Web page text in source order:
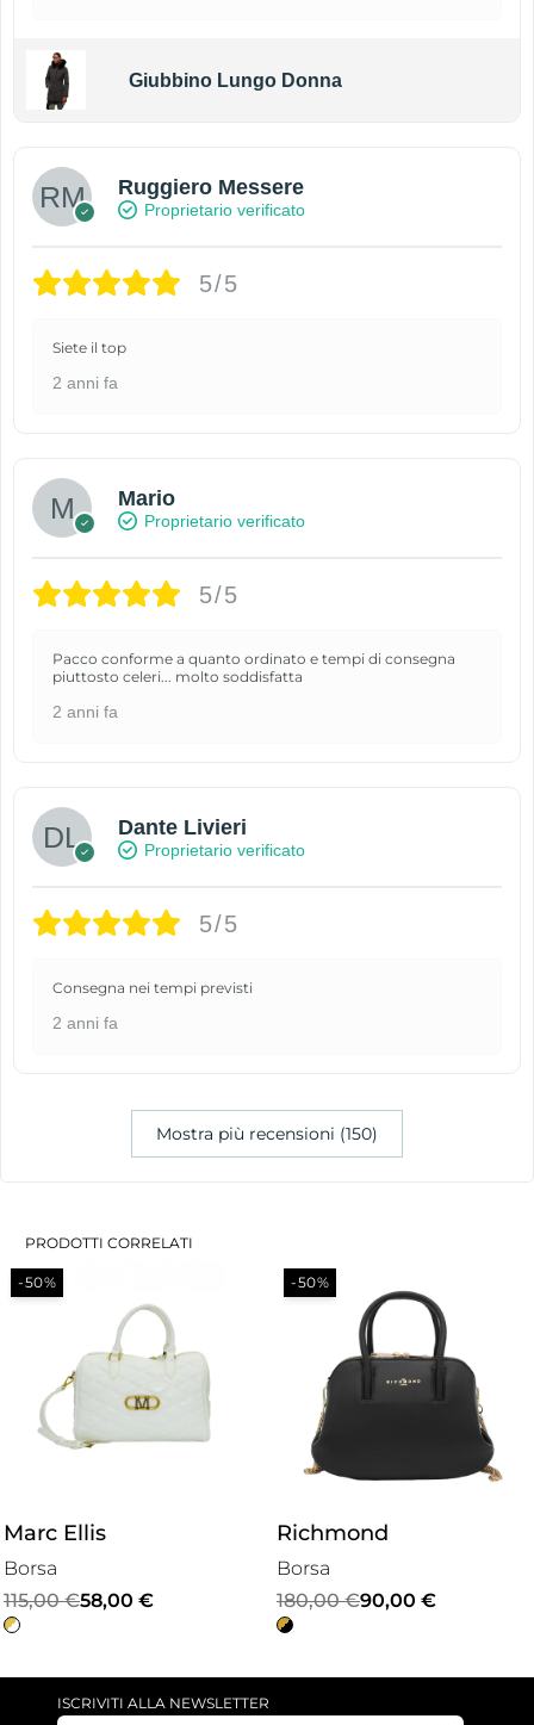
Giubbino Lungo Donna
Ruggiero Messere
Proprietario verificato
5/5
Siete il top
2 anni fa
Mario
Proprietario verificato
5/5
Pacco conforme a quanto ordinato e tempi di consegna
piuttosto celeri... molto soddisfatta
2 anni fa
Dante Livieri
Proprietario verificato
5/5
Consegna nei tempi previsti
2 anni fa
Mostra più recensioni (150)
PRODOTTI CORRELATI
-50%
Marc Ellis
Borsa
115,00€
Il
prezzo
58,00 €
Il
prezzo
-50%
Richmond
Borsa
180,00€
Il
prezzo
90,00 €
Il
prezzo
ISCRIVITI ALLA NEWSLETTER